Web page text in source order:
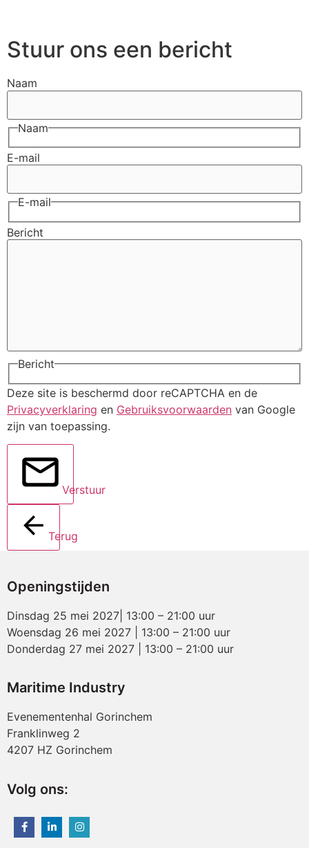
Stuur ons een bericht
Naam
Naam
E-mail
E-mail
Bericht
Bericht
Deze site is beschermd door reCAPTCHA en de
Privacyverklaring en Gebruiksvoorwaarden van Google
zijn van toepassing.
Verstuur
Terug
Openingstijden
Dinsdag 25 mei 2027| 13:00 – 21:00 uur
Woensdag 26 mei 2027 | 13:00 – 21:00 uur
Donderdag 27 mei 2027 | 13:00 – 21:00 uur
Maritime Industry
Evenementenhal Gorinchem
Franklinweg 2
4207 HZ Gorinchem
Volg ons: